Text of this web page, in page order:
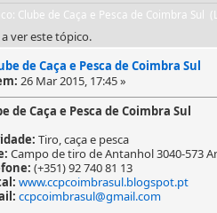
Clube de Caça e Pesca de Coimbra Sul
ver este tópico.
de Caça e Pesca de Coimbra Sul
26 Mar 2015, 17:45 »
de Caça e Pesca de Coimbra Sul
Tiro, caça e pesca
Campo de tiro de Antanhol 3040-573
(+351) 92 740 81 13
www.ccpcoimbrasul.blogspot.pt
ccpcoimbrasul@gmail.com